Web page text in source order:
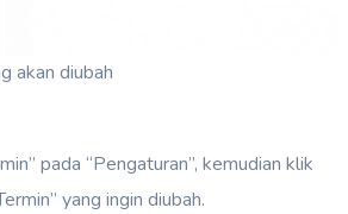
akan diubah
pada “Pengaturan”, kemudian klik
yang ingin diubah.